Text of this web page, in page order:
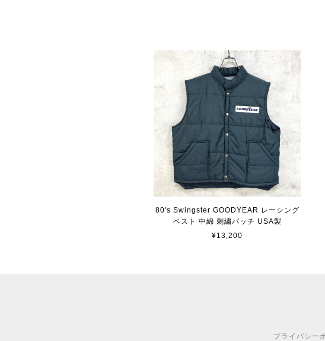
80's Swingster GOODYEAR レーシング
ベスト 中綿 刺繍パッチ USA製
¥13,200
プライバシー